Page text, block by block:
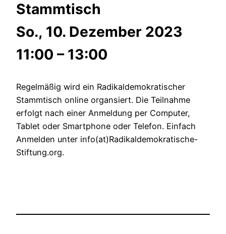
Stammtisch
So., 10. Dezember 2023
11:00 – 13:00
Regelmäßig wird ein Radikaldemokratischer
Stammtisch online organsiert. Die Teilnahme
erfolgt nach einer Anmeldung per Computer,
Tablet oder Smartphone oder Telefon. Einfach
Anmelden unter info(at)Radikaldemokratische-
Stiftung.org.